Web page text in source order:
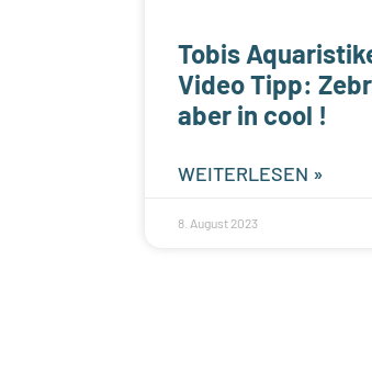
Tobis
Video Tipp:
aber in cool !
WEITERLESEN »
8. August 2023